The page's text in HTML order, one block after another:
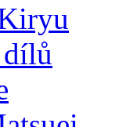
dílů